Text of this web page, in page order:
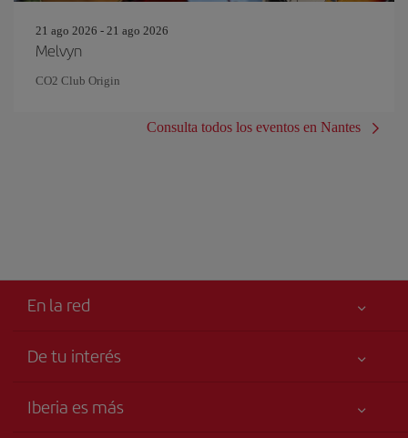
21 ago 2026 - 21 ago 2026
Melvyn
CO2 Club Origin
Consulta todos los eventos en Nantes
En la red
De tu interés
Tu seguridad es lo primero
Iberia es más